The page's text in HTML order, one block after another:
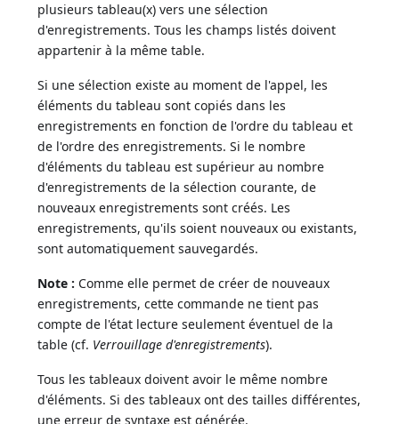
plusieurs tableau(x) vers une sélection
d'enregistrements. Tous les champs listés doivent
appartenir à la même table.
Si une sélection existe au moment de l'appel, les
éléments du tableau sont copiés dans les
enregistrements en fonction de l'ordre du tableau et
de l'ordre des enregistrements. Si le nombre
d'éléments du tableau est supérieur au nombre
d'enregistrements de la sélection courante, de
nouveaux enregistrements sont créés. Les
enregistrements, qu'ils soient nouveaux ou existants,
sont automatiquement sauvegardés.
Note : Comme elle permet de créer de nouveaux
enregistrements, cette commande ne tient pas
compte de l'état lecture seulement éventuel de la
table (cf. Verrouillage d'enregistrements).
Tous les tableaux doivent avoir le même nombre
d'éléments. Si des tableaux ont des tailles différentes,
une erreur de syntaxe est générée.